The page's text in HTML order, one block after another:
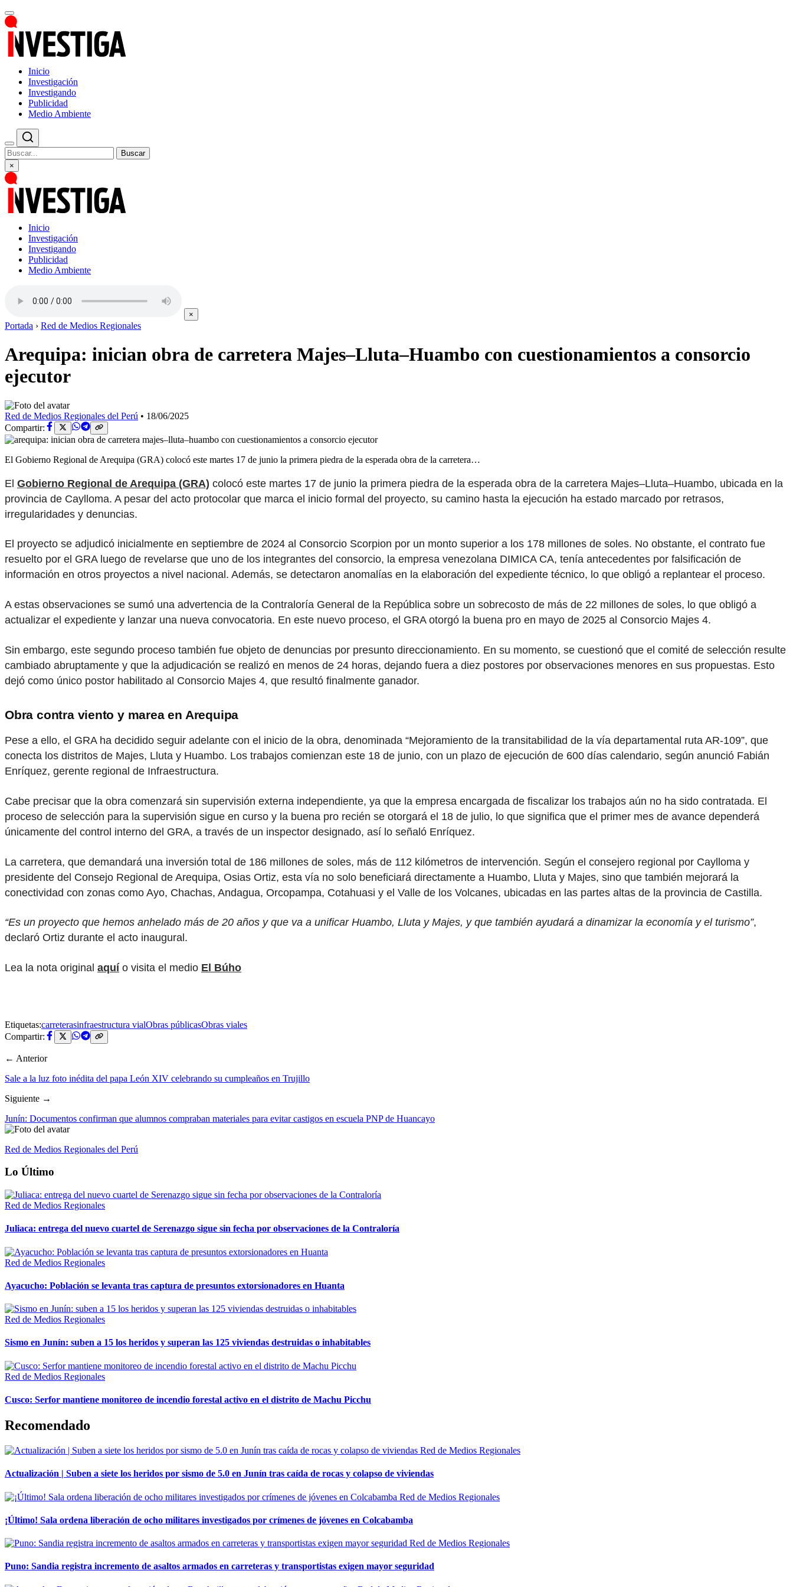
Inicio
Investigación
Investigando
Publicidad
Medio Ambiente
Buscar
×
Inicio
Investigación
Investigando
Publicidad
Medio Ambiente
×
Portada › Red de Medios Regionales
Arequipa: inician obra de carretera Majes–Lluta–Huambo con cuestionamientos a consorcio
ejecutor
Red de Medios Regionales del Perú • 18/06/2025
Compartir:
El Gobierno Regional de Arequipa (GRA) colocó este martes 17 de junio la primera piedra de la esperada obra de la carretera…
El Gobierno Regional de Arequipa (GRA) colocó este martes 17 de junio la primera piedra de la esperada obra de la carretera Majes–Lluta–Huambo, ubicada en la
provincia de Caylloma. A pesar del acto protocolar que marca el inicio formal del proyecto, su camino hasta la ejecución ha estado marcado por retrasos,
irregularidades y denuncias.
El proyecto se adjudicó inicialmente en septiembre de 2024 al Consorcio Scorpion por un monto superior a los 178 millones de soles. No obstante, el contrato fue
resuelto por el GRA luego de revelarse que uno de los integrantes del consorcio, la empresa venezolana DIMICA CA, tenía antecedentes por falsificación de
información en otros proyectos a nivel nacional. Además, se detectaron anomalías en la elaboración del expediente técnico, lo que obligó a replantear el proceso.
A estas observaciones se sumó una advertencia de la Contraloría General de la República sobre un sobrecosto de más de 22 millones de soles, lo que obligó a
actualizar el expediente y lanzar una nueva convocatoria. En este nuevo proceso, el GRA otorgó la buena pro en mayo de 2025 al Consorcio Majes 4.
Sin embargo, este segundo proceso también fue objeto de denuncias por presunto direccionamiento. En su momento, se cuestionó que el comité de selección resulte
cambiado abruptamente y que la adjudicación se realizó en menos de 24 horas, dejando fuera a diez postores por observaciones menores en sus propuestas. Esto
dejó como único postor habilitado al Consorcio Majes 4, que resultó finalmente ganador.
Obra contra viento y mareaen Arequipa
Pese a ello, el GRA ha decidido seguir adelante con el inicio de la obra, denominada “Mejoramiento de la transitabilidad de la vía departamental ruta AR-109”, que
conecta los distritos de Majes, Lluta y Huambo. Los trabajos comienzan este 18 de junio, con un plazo de ejecución de 600 días calendario, según anunció Fabián
Enríquez, gerente regional de Infraestructura.
Cabe precisar que la obra comenzará sin supervisión externa independiente, ya que la empresa encargada de fiscalizar los trabajos aún no ha sido contratada. El
proceso de selección para la supervisión sigue en curso y la buena pro recién se otorgará el 18 de julio, lo que significa que el primer mes de avance dependerá
únicamente del control interno del GRA, a través de un inspector designado, así lo señaló Enríquez.
La carretera, que demandará una inversión total de 186 millones de soles, más de 112 kilómetros de intervención. Según el consejero regional por Caylloma y
presidente del Consejo Regional de Arequipa, Osias Ortiz, esta vía no solo beneficiará directamente a Huambo, Lluta y Majes, sino que también mejorará la
conectividad con zonas como Ayo, Chachas, Andagua, Orcopampa, Cotahuasi y el Valle de los Volcanes, ubicadas en las partes altas de la provincia de Castilla.
“Es un proyecto que hemos anhelado más de 20 años y que va a unificar Huambo, Lluta y Majes, y que también ayudará a dinamizar la economía y el turismo”,
declaró Ortiz durante el acto inaugural.
Lea la nota original aquío visita el medio El Búho
Etiquetas:carreterasinfraestructura vialObras públicasObras viales
Compartir:
← Anterior
Sale a la luz foto inédita del papa León XIV celebrando su cumpleaños en Trujillo
Siguiente →
Junín: Documentos confirman que alumnos compraban materiales para evitar castigos en escuela PNP de Huancayo
Red de Medios Regionales del Perú
Lo Último
Red de Medios Regionales
Juliaca: entrega del nuevo cuartel de Serenazgo sigue sin fecha por observaciones de la Contraloría
Red de Medios Regionales
Ayacucho: Población se levanta tras captura de presuntos extorsionadores en Huanta
Red de Medios Regionales
Sismo en Junín: suben a 15 los heridos y superan las 125 viviendas destruidas o inhabitables
Red de Medios Regionales
Cusco: Serfor mantiene monitoreo de incendio forestal activo en el distrito de Machu Picchu
Recomendado
Red de Medios Regionales
Actualización | Suben a siete los heridos por sismo de 5.0 en Junín tras caída de rocas y colapso de viviendas
Red de Medios Regionales
¡Último! Sala ordena liberación de ocho militares investigados por crímenes de jóvenes en Colcabamba
Red de Medios Regionales
Puno: Sandia registra incremento de asaltos armados en carreteras y transportistas exigen mayor seguridad